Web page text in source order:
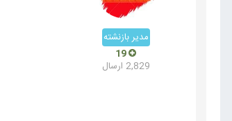
مدیر بازنشته
2,829 ارسال